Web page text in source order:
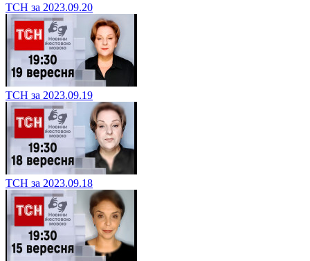
ТСН за 2023.09.20
ТСН за 2023.09.19
ТСН за 2023.09.18